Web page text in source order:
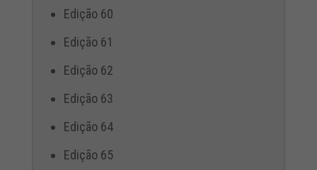
Edição 60
Edição 61
Edição 62
Edição 63
Edição 64
Edição 65